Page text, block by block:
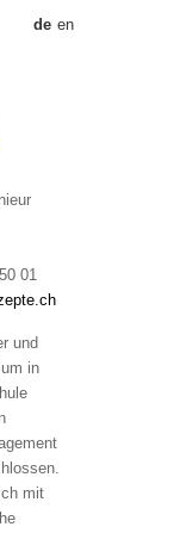
de en
01
und
in
mit